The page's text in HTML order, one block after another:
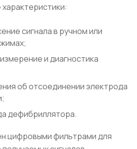
сигнала в ручном или
и диагностика
об отсоединении электрода
дефибриллятора.
цифровыми фильтрами для